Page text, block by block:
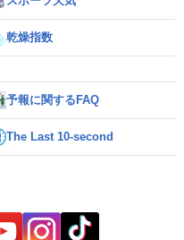
乾燥指数
予報に関するFAQ
The Last 10-second